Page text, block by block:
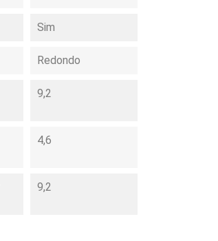
Sim
Redondo
9,2
4,6
9,2